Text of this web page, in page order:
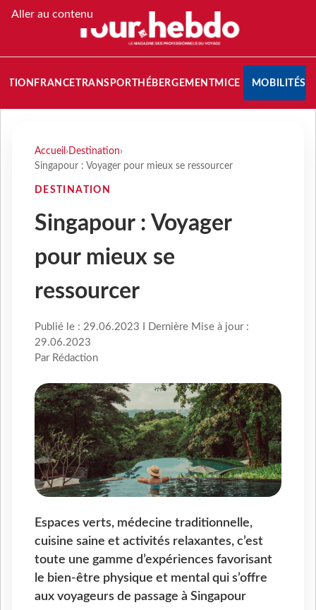
Aller au contenu
FRANCETRANSPORT HÉBERGEMENTMICE MOBILITÉS
Accueil › Destination›
Singapour : Voyager pour mieux se ressourcer
DESTINATION
Singapour : Voyager
pour mieux se
ressourcer
Publié le : 29.06.2023 I Dernière Mise à jour :
29.06.2023
Par Rédaction
Espaces verts, médecine traditionnelle,
cuisine saine et activités relaxantes, c’est
toute une gamme d’expériences favorisant
le bien-être physique et mental qui s’offre
aux voyageurs de passage à Singapour